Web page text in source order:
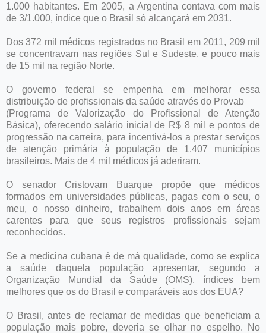
1.000 habitantes. Em 2005, a Argentina contava com mais
de 3/1.000, índice que o Brasil só alcançará em 2031.
Dos 372 mil médicos registrados no Brasil em 2011, 209 mil
se concentravam nas regiões Sul e Sudeste, e pouco mais
de 15 mil na região Norte.
O governo federal se empenha em melhorar essa
distribuição de profissionais da saúde através do Provab
(Programa de Valorização do Profissional de Atenção
Básica), oferecendo salário inicial de R$ 8 mil e pontos de
progressão na carreira, para incentivá-los a prestar serviços
de atenção primária à população de 1.407 municípios
brasileiros. Mais de 4 mil médicos já aderiram.
O senador Cristovam Buarque propõe que médicos
formados em universidades públicas, pagas com o seu, o
meu, o nosso dinheiro, trabalhem dois anos em áreas
carentes para que seus registros profissionais sejam
reconhecidos.
Se a medicina cubana é de má qualidade, como se explica
a saúde daquela população apresentar, segundo a
Organização Mundial da Saúde (OMS), índices bem
melhores que os do Brasil e comparáveis aos dos EUA?
O Brasil, antes de reclamar de medidas que beneficiam a
população mais pobre, deveria se olhar no espelho. No